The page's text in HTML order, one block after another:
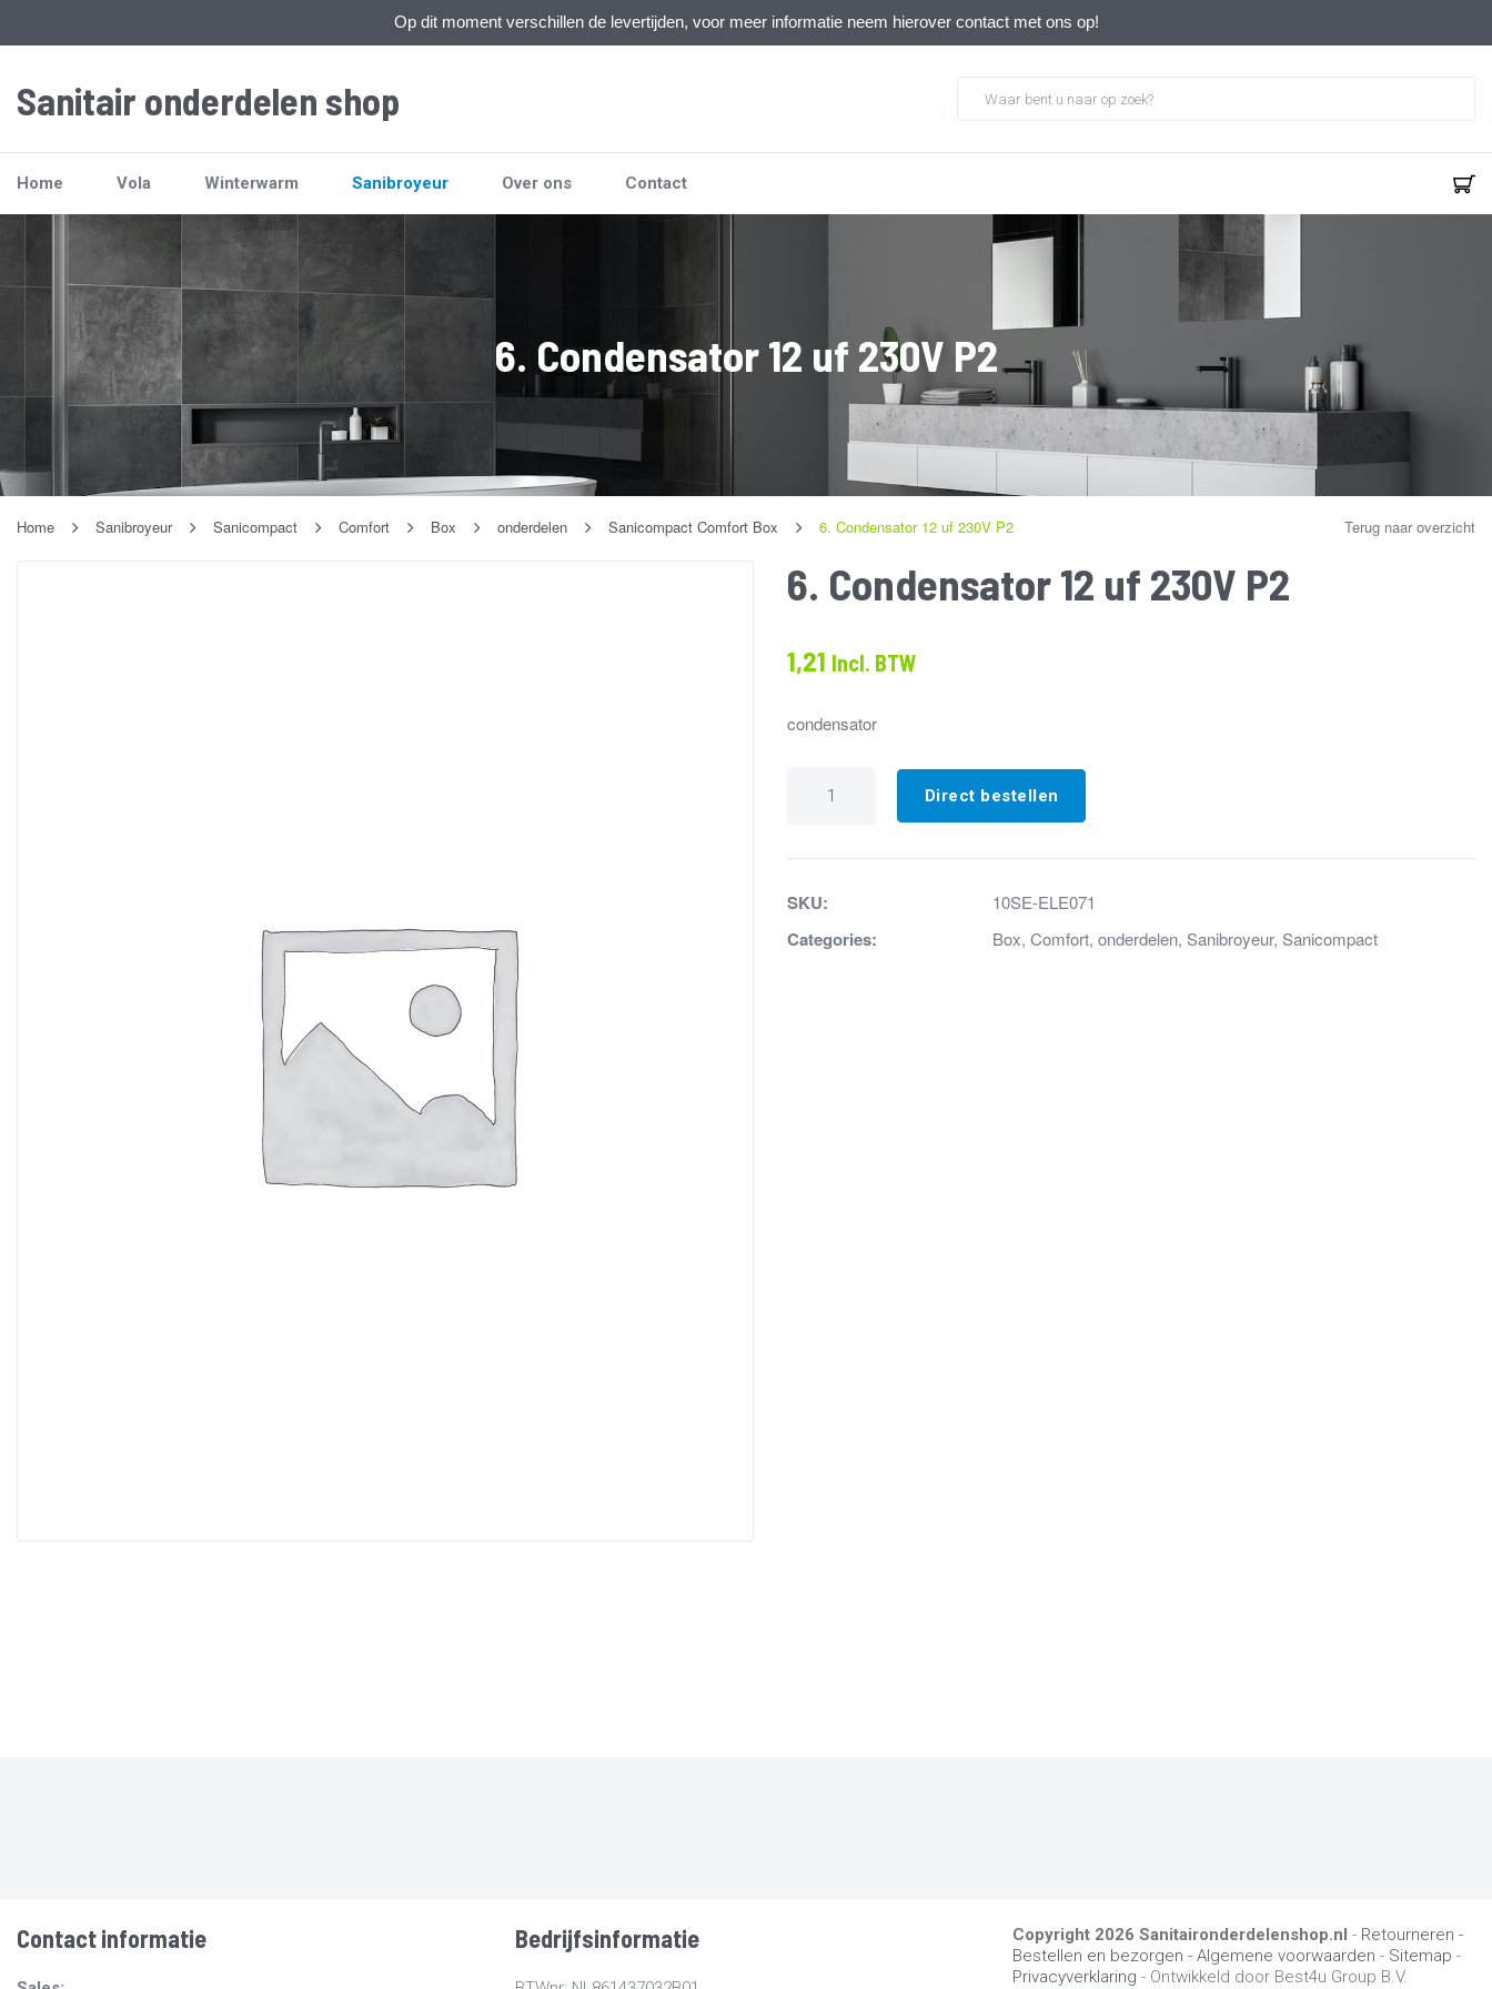
Op dit moment verschillen de levertijden, voor meer informatie neem hierover contact met ons op!
Sanitair onderdelen shop
Home Vola Winterwarm Sanibroyeur Over ons Contact
6. Condensator 12 uf 230V P2
Home Sanibroyeur Sanicompact Comfort Box onderdelen Sanicompact Comfort Box 6. Condensator 12 uf 230V P2 Terug naar overzicht
6. Condensator 12 uf 230V P2
1,21 Incl. BTW
condensator
Condensator
aantal
Direct bestellen
SKU: 10SE-ELE071
Categories: Box,Comfort,onderdelen, Sanibroyeur, Sanicompact
Contact informatie Bedrijfsinformatie Copyright 2026 Sanitaironderdelenshop.nl - Retourneren -
Bestellen en bezorgen -Algemene voorwaarden - Sitemap -
Privacyverklaring - Ontwikkeld door Best4u Group B.V.